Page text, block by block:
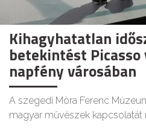
Kihagyhatatlan
betekintést Picasso
napfény városában
A szegedi Móra Ferenc
magyar művészek kapcsolatát